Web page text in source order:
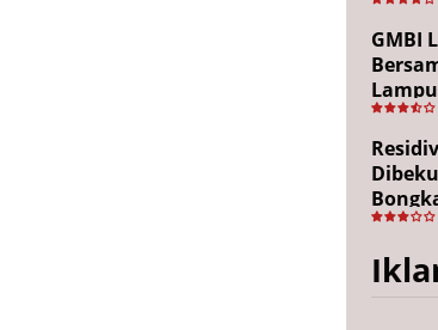
Out
GMBI
HUT RI